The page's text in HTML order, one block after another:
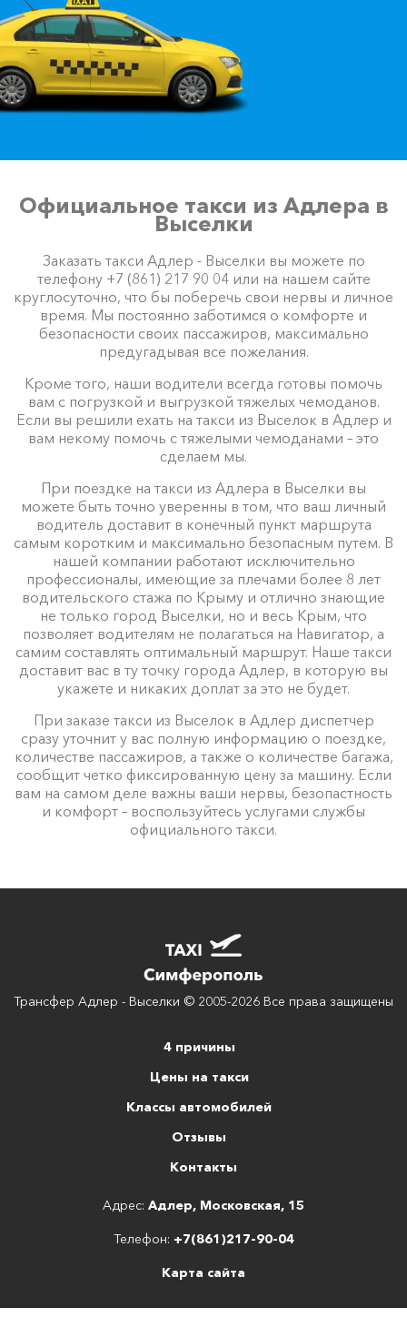
Официальное такси из Адлера в
Выселки
Заказать такси Адлер - Выселки вы можете по
телефону +7 (861) 217 90 04 или на нашем сайте
круглосуточно, что бы поберечь свои нервы и личное
время. Мы постоянно заботимся о комфорте и
безопасности своих пассажиров, максимально
предугадывая все пожелания.
Кроме того, наши водители всегда готовы помочь
вам с погрузкой и выгрузкой тяжелых чемоданов.
Если вы решили ехать на такси из Выселок в Адлер и
вам некому помочь с тяжелыми чемоданами – это
сделаем мы.
При поездке на такси из Адлера в Выселки вы
можете быть точно уверенны в том, что ваш личный
водитель доставит в конечный пункт маршрута
самым коротким и максимально безопасным путем. В
нашей компании работают исключительно
профессионалы, имеющие за плечами более 8 лет
водительского стажа по Крыму и отлично знающие
не только город Выселки, но и весь Крым, что
позволяет водителям не полагаться на Навигатор, а
самим составлять оптимальный маршрут. Наше такси
доставит вас в ту точку города Адлер, в которую вы
укажете и никаких доплат за это не будет.
При заказе такси из Выселок в Адлер диспетчер
сразу уточнит у вас полную информацию о поездке,
количестве пассажиров, а также о количестве багажа,
сообщит четко фиксированную цену за машину. Если
вам на самом деле важны ваши нервы, безопастность
и комфорт – воспользуйтесь услугами службы
официального такси.
Трансфер Адлер - Выселки © 2005-2026 Все права защищены
4 причины
Цены на такси
Классы автомобилей
Отзывы
Контакты
Адрес: Адлер, Московская, 15
Телефон: +7(861)217-90-04
Карта сайта